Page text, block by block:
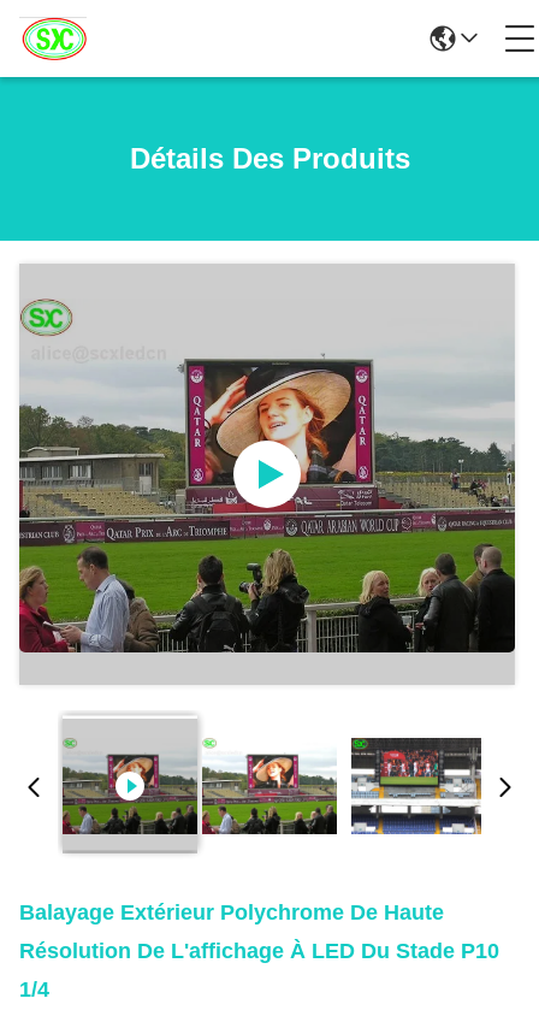
Détails Des Produits
Balayage Extérieur Polychrome De Haute
Résolution De L'affichage À LED Du Stade P10
1/4